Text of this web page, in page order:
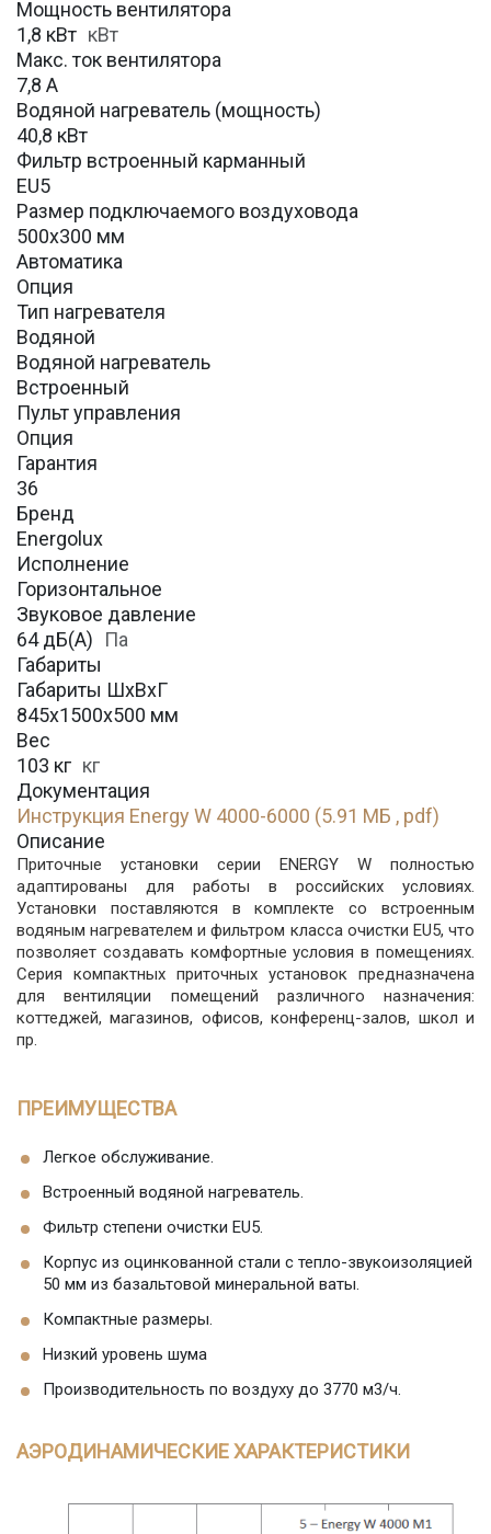
Мощность вентилятора
1,8 кВт кВт
Макс. ток вентилятора
7,8 А
Водяной нагреватель (мощность)
40,8 кВт
Фильтр встроенный карманный
EU5
Размер подключаемого воздуховода
500х300 мм
Автоматика
Опция
Тип нагревателя
Водяной
Водяной нагреватель
Встроенный
Пульт управления
Опция
Гарантия
36
Бренд
Energolux
Исполнение
Горизонтальное
Звуковое давление
64 дБ(А)
Па
Габариты
Габариты ШхВхГ
845х1500х500 мм
Вес
103 кг кг
Документация
Инструкция Energy W 4000-6000 (5.91 МБ , pdf)
Описание
Приточные установки серии ENERGY W полностью
адаптированы для работы в российских условиях.
Установки поставляются в комплекте со встроенным
водяным нагревателем и фильтром класса очистки EU5, что
позволяет создавать комфортные условия в помещениях.
Серия компактных приточных установок предназначена
для вентиляции помещений различного назначения:
коттеджей, магазинов, офисов, конференц-залов, школ и
пр.
ПРЕИМУЩЕСТВА
Легкое обслуживание.
Встроенный водяной нагреватель.
Фильтр степени очистки EU5.
Корпус из оцинкованной стали с тепло-звукоизоляцией
50 мм из базальтовой минеральной ваты.
Компактные размеры.
Низкий уровень шума
Производительность по воздуху до 3770 м3/ч.
АЭРОДИНАМИЧЕСКИЕ ХАРАКТЕРИСТИКИ